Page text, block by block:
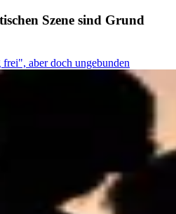
Szene sind Grund
aber doch ungebunden